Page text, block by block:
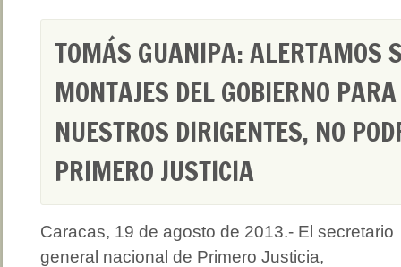
TOMÁS GUANIPA: ALERTAMOS
MONTAJES DEL GOBIERNO
NUESTROS DIRIGENTES, NO
PRIMERO JUSTICIA
Caracas, 19 de agosto de 2013.- El secretario
general nacional de Primero Justicia,